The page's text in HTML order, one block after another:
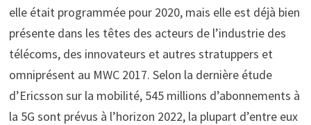
elle était programmée pour 2020, mais elle est déjà bien
présente dans les têtes des acteurs de l’industrie des
télécoms, des innovateurs et autres stratuppers et
omniprésent au MWC 2017. Selon la dernière étude
d’Ericsson sur la mobilité, 545 millions d’abonnements à
la 5G sont prévus à l’horizon 2022, la plupart d’entre eux